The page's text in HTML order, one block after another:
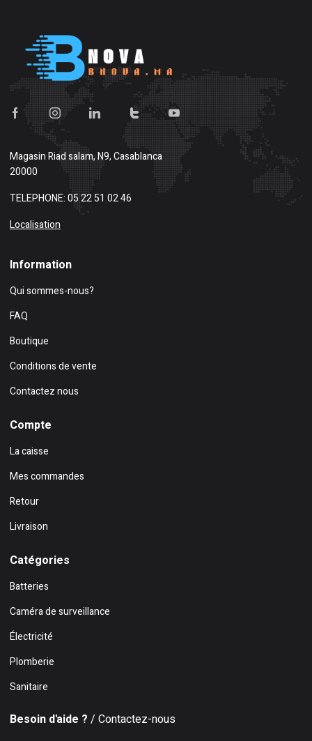
MagasinRiad salam, N9, Casablanca
20000
TELEPHONE: 05 22 51 02 46
Localisation
Information
Qui sommes-nous?
FAQ
Boutique
Conditions de vente
Contactez nous
Compte
La caisse
Mes commandes
Retour
Livraison
Catégories
Batteries
Caméra de surveillance
Électricité
Plomberie
Sanitaire
Besoin d'aide ? / Contactez-nous